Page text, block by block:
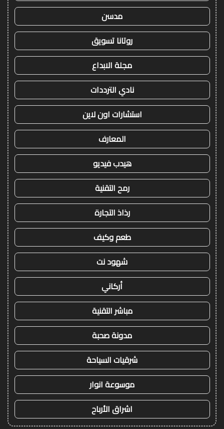
مدسن
روتانا تسويق
مجلة الابداع
نادي الترددات
استشارات اون لاين
المعارف
هيدب فيديو
رمح التقنية
رذاذ التجارة
طعم وكيف
شهود نت
أركاني
مباشر التقنية
مدونة صحبة
شرقيات السياحة
موسوعة انوار
اشراق الأرباح